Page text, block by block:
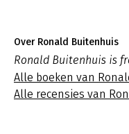
Over Ronald Buitenhuis
Ronald Buitenhuis is
Alle boeken van
Alle recensies van